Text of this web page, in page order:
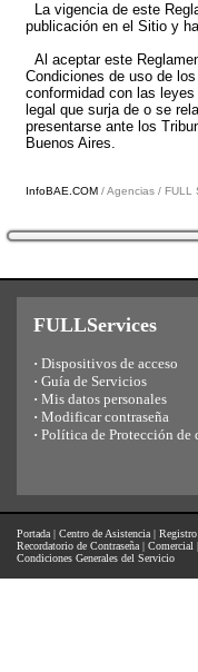
La vigencia de este
publicación en el Sitio y
Al aceptar este
Condiciones de uso de
conformidad con las
legal que surja de o se
presentarse ante los
Buenos Aires.
InfoBAE.COM / Agencias / FULL
FULLServices
· Dispositivos de acceso
· Guía de Servicios
· Mis datos personales
· Modificar contraseña
· Política de Protección de
Portada | Centro de Asistencia | Registro
Recordatorio de Contraseña | Comercial |
Condiciones Generales del Servicio